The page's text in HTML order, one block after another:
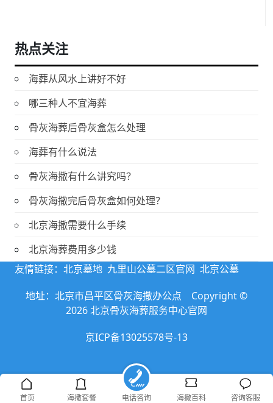
热点关注
海葬从风水上讲好不好
哪三种人不宜海葬
骨灰海葬后骨灰盒怎么处理
海葬有什么说法
骨灰海撒有什么讲究吗？
骨灰海撒完后骨灰盒如何处理？
北京海撒需要什么手续
北京海葬费用多少钱
友情链接： 北京墓地 九里山公墓二区官网 北京公墓
地址：北京市昌平区骨灰海撒办公点 Copyright ©
2026 北京骨灰海葬服务中心官网
京ICP备13025578号-13
首页 海撒套餐 电话咨询 海撒百科 咨询客服